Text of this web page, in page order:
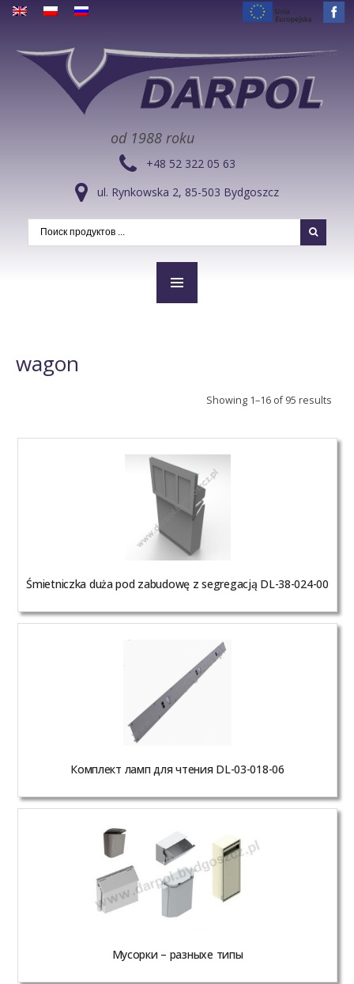
od 1988 roku
+48 52 322 05 63
ul. Rynkowska 2, 85-503 Bydgoszcz
wagon
Showing 1–16 of 95 results
Śmietniczka duża pod zabudowę z segregacją DL-38-024-00
Комплект ламп для чтения DL-03-018-06
Мусорки – разныхе типы